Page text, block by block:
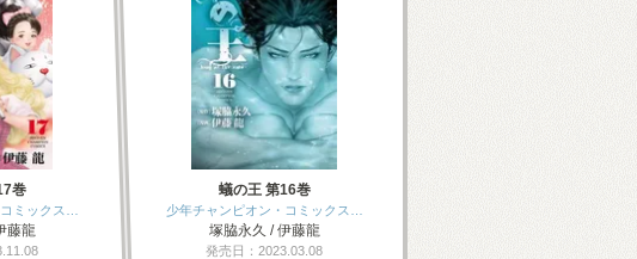
巻
ミックス…
藤龍
蟻の王 第16巻
少年チャンピオン・コミックス…
塚脇永久 / 伊藤龍
発売日：2023.03.08